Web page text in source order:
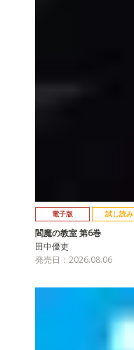
電子版 試し読み
閻魔の教室 第6巻
田中優吏
発売日：2026.08.06